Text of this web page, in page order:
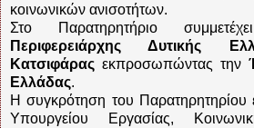
κοινωνικών ανισοτήτων.
Στο Παρατηρητήριο
Περιφερειάρχης Δυτικής
Κατσιφάρας εκπροσωπώντας την
Ελλάδας.
Η συγκρότηση του Παρατηρητηρίου
Υπουργείου Εργασίας,